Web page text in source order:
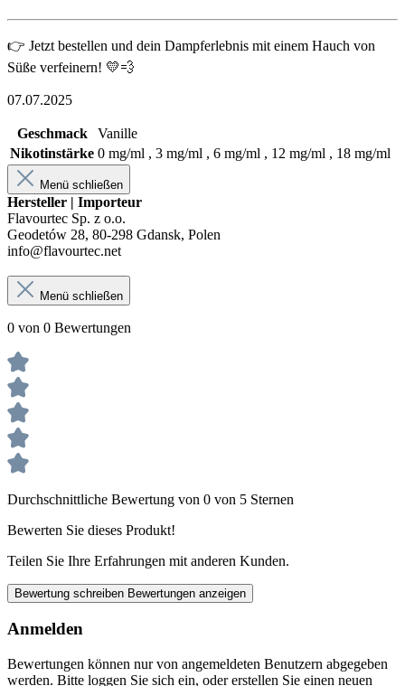
👉 Jetzt bestellen und dein Dampferlebnis mit einem Hauch von
Süße verfeinern! 💛💨
07.07.2025
Geschmack
Vanille
Nikotinstärke 0 mg/ml , 3 mg/ml , 6 mg/ml , 12 mg/ml , 18 mg/ml
Menü schließen
Hersteller | Importeur
Flavourtec Sp. z o.o.
Geodetów 28, 80-298 Gdansk, Polen
info@flavourtec.net
Menü schließen
0 von 0 Bewertungen
Durchschnittliche Bewertung von 0 von 5 Sternen
Bewerten Sie dieses Produkt!
Teilen Sie Ihre Erfahrungen mit anderen Kunden.
Bewertung schreiben Bewertungen anzeigen
Anmelden
Bewertungen können nur von angemeldeten Benutzern abgegeben
werden. Bitte loggen Sie sich ein, oder erstellen Sie einen neuen